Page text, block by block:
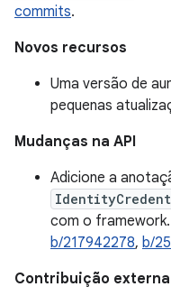
commits.
Novos recursos
Uma versão de
pequenas
Mudanças na API
Adicione a
com o
b/217942278, b/
Contribuição externa